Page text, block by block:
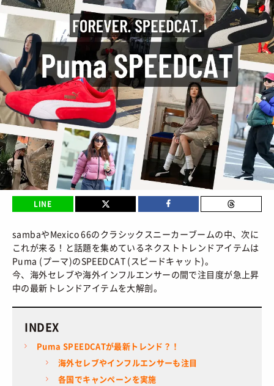
BRANDS/ ブランドから探す
COLORS / カラーで探す
CALENDAR / 発売日カレンダー
STYLES
TOP
/ スタイルトップ
STYLE IDEA/ コーデのアイデア
STYLE SNAP/ ストリートスナップ
BEAUTY
TOP/ ビューティートップ
COSMETICS/ コスメアイテム
SNEAKER MIX/ スニーカーMIX
MAKE UP / チュートリアル
FEATURE
TOP/ 特集トップ
COLUMNS / コラム
FASHION / ファション
SHOPS/ ショップ情報
HOW TO / あれこれハウツー
CULTURE
TOP/ カルチャートップ
MUSIC/ 音楽
MOVIE/ 映画・ドラマ
ART/ アート
HEALTH / ヘルス・ボディ
SNKRGIRLとは
運営会社
お問い合わせ
会員ログイン
新規会員登録
© 2026 Sneaker-Girl.com is brought to you
by YBS co., ltd & YBS USA LLC.
LINE
sambaやMexico 66のクラシックスニーカーブームの中、次に
これが来る！と話題を集めているネクストトレンドアイテムは
Puma (プーマ)のSPEEDCAT (スピードキャット)。
今、海外セレブや海外インフルエンサーの間で注目度が急上昇
中の最新トレンドアイテムを大解剖。
INDEX
Puma SPEEDCATが最新トレンド？！
海外セレブやインフルエンサーも注目
各国でキャンペーンを実施